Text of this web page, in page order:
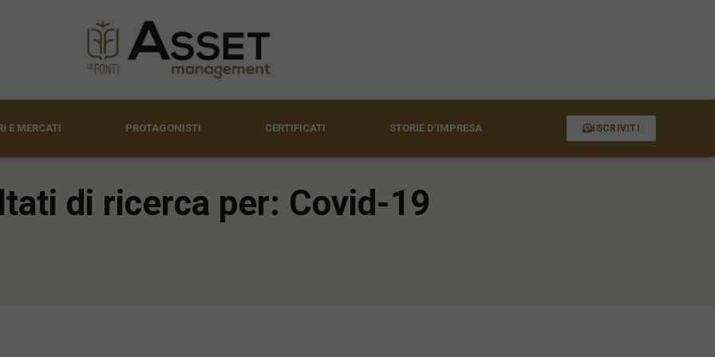
E MERCATI PROTAGONISTI CERTIFICATI STORIE D’IMPRESA ISCRIVITI
di ricerca per: Covid-19